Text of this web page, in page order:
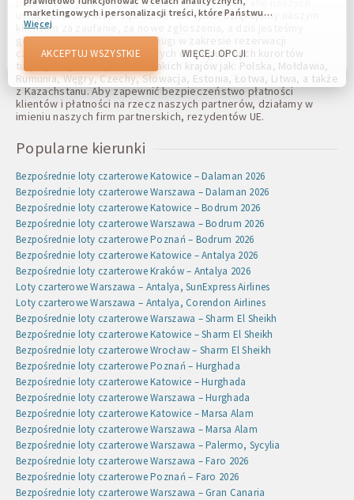
usług i ofert na kraje sąsiednie i nie tylko. Dziękujemy naszym
klientom za zaufanie, za nowe zgłoszenia, a dziś jesteśmy
gotowi zaoferować nasze usługi w zakresie rezerwacji
czarterowych biletów lotniczych do popularnych kurortów
turystycznych z wylotami z takich krajów jak: Polska, Mołdawia,
Rumunia, Węgry, Czechy, Słowacja, Estonia, Łotwa, Litwa, a także
z Kazachstanu. Aby zapewnić bezpieczeństwo płatności
klientów i płatności na rzecz naszych partnerów, działamy w
imieniu naszych firm partnerskich, rezydentów UE.
Popularne kierunki
Bezpośrednie loty czarterowe Katowice – Dalaman 2026
Bezpośrednie loty czarterowe Warszawa – Dalaman 2026
Bezpośrednie loty czarterowe Katowice – Bodrum 2026
Bezpośrednie loty czarterowe Warszawa – Bodrum 2026
Bezpośrednie loty czarterowe Poznań – Bodrum 2026
Bezpośrednie loty czarterowe Katowice – Antalya 2026
Bezpośrednie loty czarterowe Kraków – Antalya 2026
Loty czarterowe Warszawa – Antalya, SunExpress Airlines
Loty czarterowe Warszawa – Antalya, Corendon Airlines
Bezpośrednie loty czarterowe Warszawa – Sharm El Sheikh
Bezpośrednie loty czarterowe Katowice – Sharm El Sheikh
Bezpośrednie loty czarterowe Wrocław – Sharm El Sheikh
Bezpośrednie loty czarterowe Poznań – Hurghada
Bezpośrednie loty czarterowe Katowice – Hurghada
Bezpośrednie loty czarterowe Warszawa – Hurghada
Bezpośrednie loty czarterowe Katowice – Marsa Alam
Bezpośrednie loty czarterowe Warszawa – Marsa Alam
Bezpośrednie loty czarterowe Warszawa – Palermo, Sycylia
Bezpośrednie loty czarterowe Warszawa – Faro 2026
Bezpośrednie loty czarterowe Poznań – Faro 2026
Bezpośrednie loty czarterowe Warszawa – Gran Canaria
marketingowych i personalizacji treści, które Państwu
wyświetlają się. Pliki cookie umożliwiają nam odróżnienie
Państwa od innych użytkowników naszej witryny.
Zrozumienie, w jaki sposób korzystacie z naszej witryny,
pomaga nam zapewnić Wam jak najlepsze możliwości oraz
wprowadzać zmiany w celu ulepszenia naszej witryny w
przyszłości. Wy wyrażacie zgodę na używanie wszystkich
tych plików cookie. Wy możecie zaktualizować swoje
preferencje, klikając przycisk ustawień plików cookies lub w
dowolnym momencie, przechodząc do naszej polityki
Więcej
AKCEPTUJ WSZYSTKIE WIĘCEJ OPCJI